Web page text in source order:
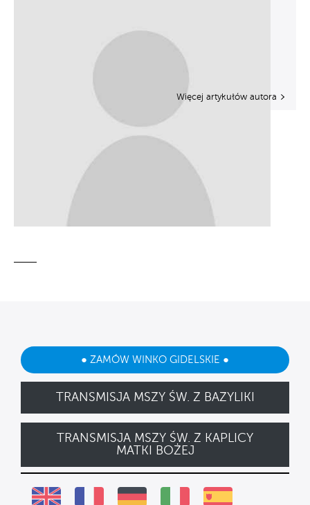
Więcej artykułów autora
● ZAMÓW WINKO GIDELSKIE ●
TRANSMISJA MSZY ŚW. Z BAZYLIKI
TRANSMISJA MSZY ŚW. Z KAPLICY
MATKI BOŻEJ